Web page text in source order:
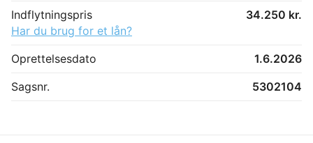
Indflytningspris
34.250 kr.
Har du brug for et lån?
Oprettelsesdato
1.6.2026
Sagsnr.
5302104